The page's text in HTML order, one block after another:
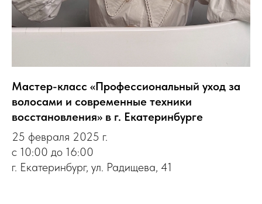
Мастер-класс «Профессиональный уход за
волосами и современные техники
восстановления» в г. Екатеринбурге
25 февраля 2025 г.
с 10:00 до 16:00
г. Екатеринбург, ул. Радищева, 41